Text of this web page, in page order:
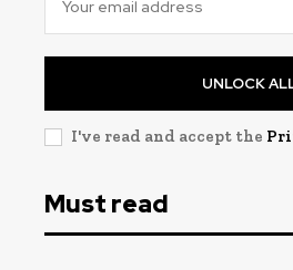
UNLOCK
I've read and accept the
Must read